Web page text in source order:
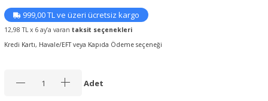
999,00 TL ve üzeri ücretsiz kargo
12,98 TL x 6 ay’a varan taksit seçenekleri
Kredi Kartı, Havale/EFT veya Kapıda Ödeme seçeneği
Adet